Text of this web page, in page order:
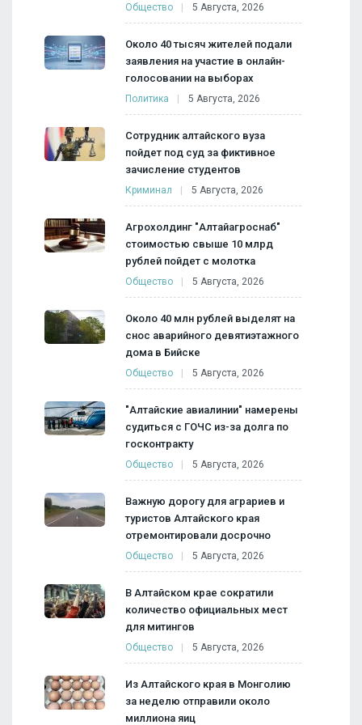
Общество 5 Августа, 2026
Около 40 тысяч жителей подали
заявления на участие в онлайн-
голосовании на выборах
Политика 5 Августа, 2026
Сотрудник алтайского вуза
пойдет под суд за фиктивное
зачисление студентов
Криминал 5 Августа, 2026
Агрохолдинг "Алтайагроснаб"
стоимостью свыше 10 млрд
рублей пойдет с молотка
Общество 5 Августа, 2026
Около 40 млн рублей выделят на
снос аварийного девятиэтажного
дома в Бийске
Общество 5 Августа, 2026
"Алтайские авиалинии" намерены
судиться с ГОЧС из-за долга по
госконтракту
Общество 5 Августа, 2026
Важную дорогу для аграриев и
туристов Алтайского края
отремонтировали досрочно
Общество 5 Августа, 2026
В Алтайском крае сократили
количество официальных мест
для митингов
Общество 5 Августа, 2026
Из Алтайского края в Монголию
за неделю отправили около
миллиона яиц